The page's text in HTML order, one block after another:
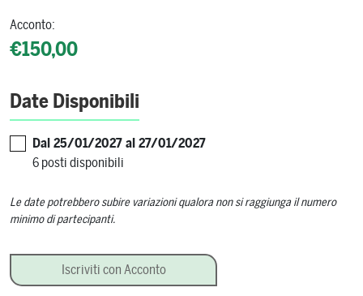
Acconto:
€150,00
Date Disponibili
Dal 25/01/2027 al 27/01/2027
6 posti disponibili
Le date potrebbero subire variazioni qualora non si raggiunga il numero
minimo di partecipanti.
Iscriviti con Acconto